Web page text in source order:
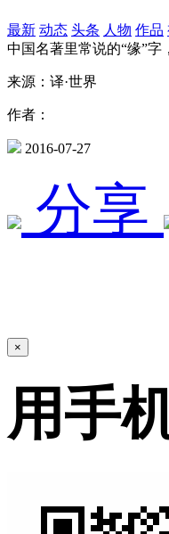
最新 动态 头条 人物 作品
中国名著里常说的“缘”字
来源：译·世界
作者：
2016-07-27
分享
×
用手